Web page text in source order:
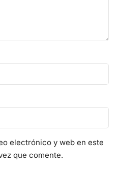
electrónico y web en este
que comente.